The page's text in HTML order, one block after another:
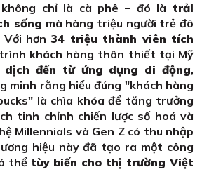
chỉ là cà phê – đó là trải
sống mà hàng triệu người trẻ đô
hơn 34 triệu thành viên tích
khách hàng thân thiết tại Mỹ
dịch đến từ ứng dụng di động,
minh rằng hiểu đúng "khách hàng
là chìa khóa để tăng trưởng
tinh chỉnh chiến lược số hoá và
Millennials và Gen Z có thu nhập
hiệu này đã tạo ra một công
thể tùy biến cho thị trường Việt